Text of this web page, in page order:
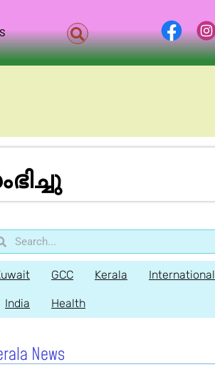
GCC Kerala International
India Health
News